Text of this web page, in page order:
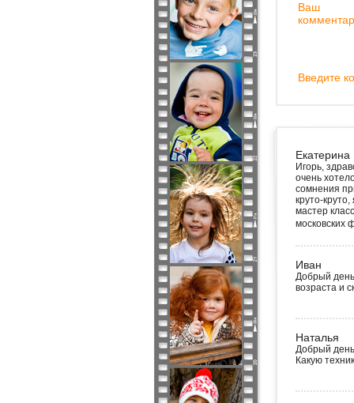
Ваш
Введите
Екатерина
Игорь,
очень
сомнения
круто-
мастер
московских
Иван
Добрый
возраста и
Наталья
Добрый
Какую